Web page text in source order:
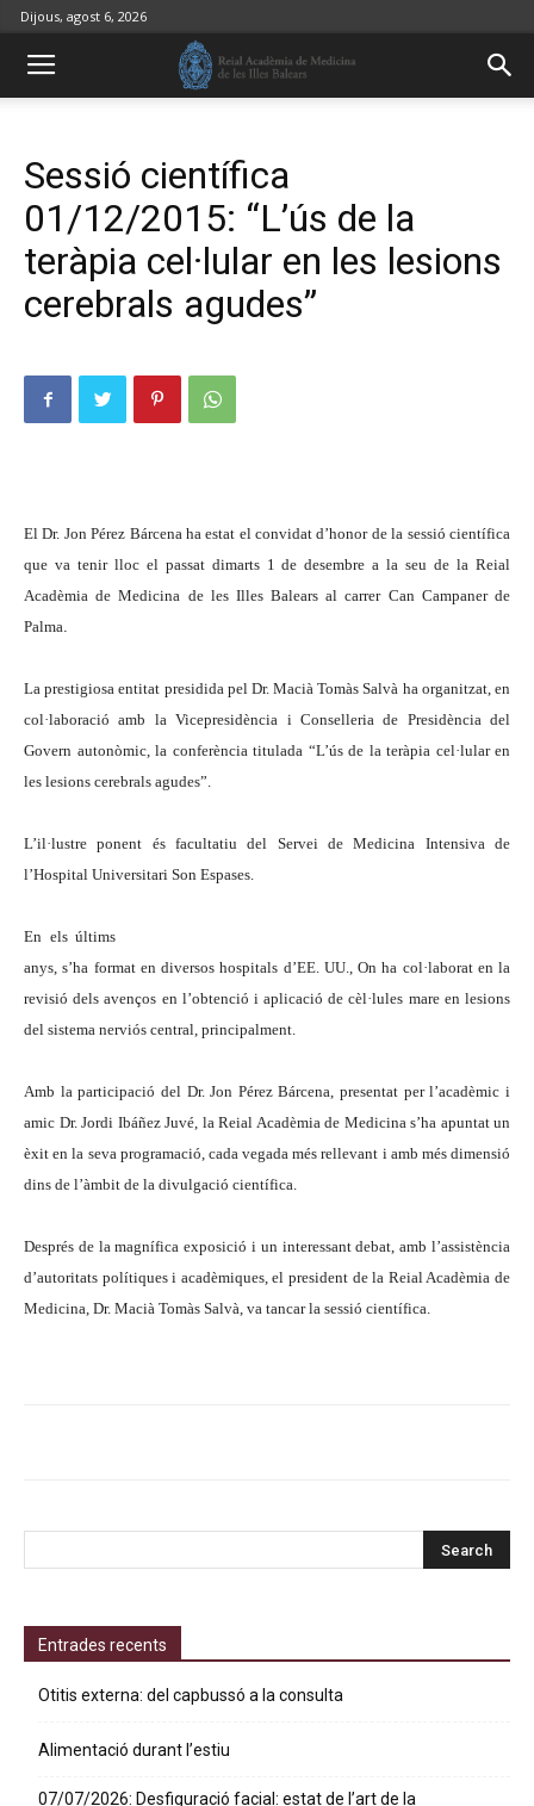
Dijous, agost 6, 2026
Sessió científica
01/12/2015: “L’ús de la
teràpia cel·lular en les lesions
cerebrals agudes”
El Dr. Jon Pérez Bárcena ha estat el convidat d’honor de la sessió científica
que va tenir lloc el passat dimarts 1 de desembre a la seu de la Reial
Acadèmia de Medicina de les Illes Balears al carrer Can Campaner de
Palma.
La prestigiosa entitat presidida pel Dr. Macià Tomàs Salvà ha organitzat, en
col·laboració amb la Vicepresidència i Conselleria de Presidència del
Govern autonòmic, la conferència titulada “L’ús de la teràpia cel·lular en
les lesions cerebrals agudes”.
L’il·lustre ponent és facultatiu del Servei de Medicina Intensiva de
l’Hospital Universitari Son Espases.
En els últims
anys, s’ha format en diversos hospitals d’EE. UU., On ha col·laborat en la
revisió dels avenços en l’obtenció i aplicació de cèl·lules mare en lesions
del sistema nerviós central, principalment.
Amb la participació del Dr. Jon Pérez Bárcena, presentat per l’acadèmic i
amic Dr. Jordi Ibáñez Juvé, la Reial Acadèmia de Medicina s’ha apuntat un
èxit en la seva programació, cada vegada més rellevant i amb més dimensió
dins de l’àmbit de la divulgació científica.
Després de la magnífica exposició i un interessant debat, amb l’assistència
d’autoritats polítiques i acadèmiques, el president de la Reial Acadèmia de
Medicina, Dr. Macià Tomàs Salvà, va tancar la sessió científica.
Entrades recents
Otitis externa: del capbussó a la consulta
Alimentació durant l’estiu
07/07/2026: Desfiguració facial: estat de l’art de la